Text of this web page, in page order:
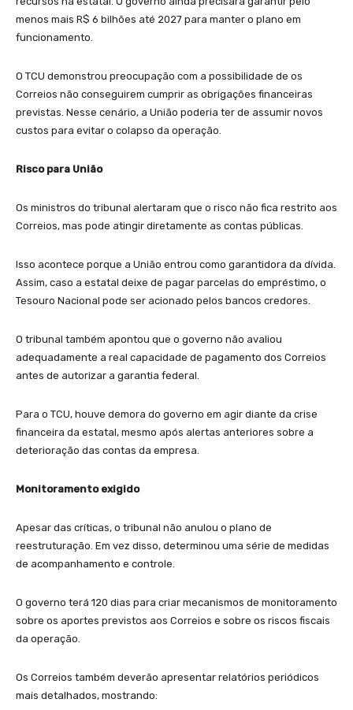
menos mais R$ 6 bilhões até 2027 para manter o plano em
funcionamento.
O TCU demonstrou preocupação com a possibilidade de os
Correios não conseguirem cumprir as obrigações financeiras
previstas. Nesse cenário, a União poderia ter de assumir novos
custos para evitar o colapso da operação.
Risco para União
Os ministros do tribunal alertaram que o risco não fica restrito aos
Correios, mas pode atingir diretamente as contas públicas.
Isso acontece porque a União entrou como garantidora da dívida.
Assim, caso a estatal deixe de pagar parcelas do empréstimo, o
Tesouro Nacional pode ser acionado pelos bancos credores.
O tribunal também apontou que o governo não avaliou
adequadamente a real capacidade de pagamento dos Correios
antes de autorizar a garantia federal.
Para o TCU, houve demora do governo em agir diante da crise
financeira da estatal, mesmo após alertas anteriores sobre a
deterioração das contas da empresa.
Monitoramento exigido
Apesar das críticas, o tribunal não anulou o plano de
reestruturação. Em vez disso, determinou uma série de medidas
de acompanhamento e controle.
O governo terá 120 dias para criar mecanismos de monitoramento
sobre os aportes previstos aos Correios e sobre os riscos fiscais
da operação.
Os Correios também deverão apresentar relatórios periódicos
mais detalhados, mostrando: